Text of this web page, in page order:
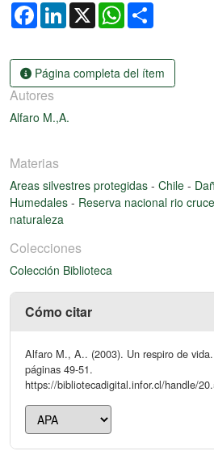
FacebookLinkedIn
X WhatsApp
Página completa del ítem
Autores
Alfaro M.,A.
Materias
Areas silvestres protegidas - Chile -
Humedales - Reserva nacional rio
naturaleza
Colecciones
Colección Biblioteca
Cómo citar
Alfaro M., A.. (2003). Un respiro de
páginas 49-51.
https://bibliotecadigital.infor.cl/handle/